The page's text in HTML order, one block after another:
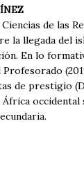
de las
la llegada del
En lo
de prestigio